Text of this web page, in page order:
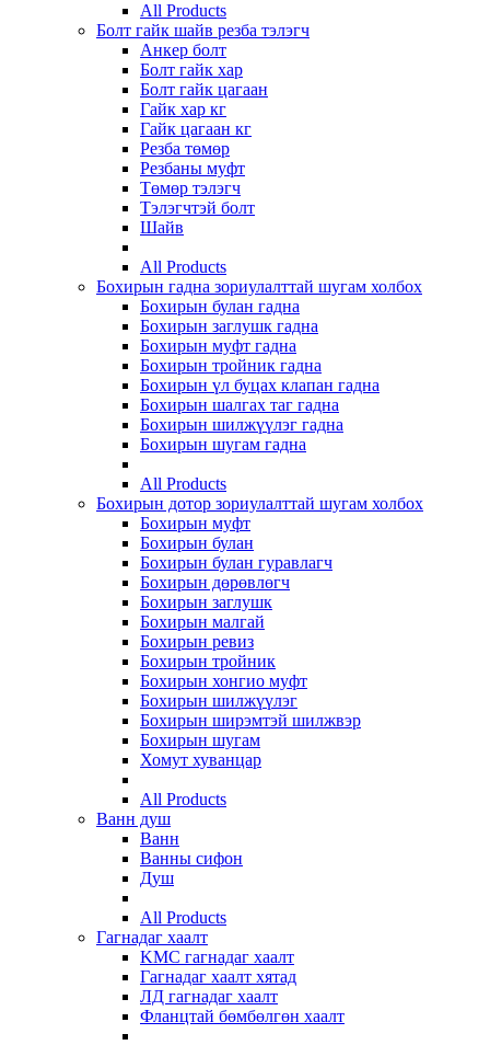
All Products
Болт гайк шайв резба тэлэгч
Анкер болт
Болт гайк хар
Болт гайк цагаан
Гайк хар кг
Гайк цагаан кг
Резба төмөр
Резбаны муфт
Төмөр тэлэгч
Тэлэгчтэй болт
Шайв
All Products
Бохирын гадна зориулалттай шугам холбох
Бохирын булан гадна
Бохирын заглушк гадна
Бохирын муфт гадна
Бохирын тройник гадна
Бохирын үл буцах клапан гадна
Бохирын шалгах таг гадна
Бохирын шилжүүлэг гадна
Бохирын шугам гадна
All Products
Бохирын дотор зориулалттай шугам холбох
Бохирын муфт
Бохирын булан
Бохирын булан гуравлагч
Бохирын дөрөвлөгч
Бохирын заглушк
Бохирын малгай
Бохирын ревиз
Бохирын тройник
Бохирын хонгио муфт
Бохирын шилжүүлэг
Бохирын ширэмтэй шилжвэр
Бохирын шугам
Хомут хуванцар
All Products
Ванн душ
Ванн
Ванны сифон
Душ
All Products
Гагнадаг хаалт
KMC гагнадаг хаалт
Гагнадаг хаалт хятад
ЛД гагнадаг хаалт
Фланцтай бөмбөлгөн хаалт